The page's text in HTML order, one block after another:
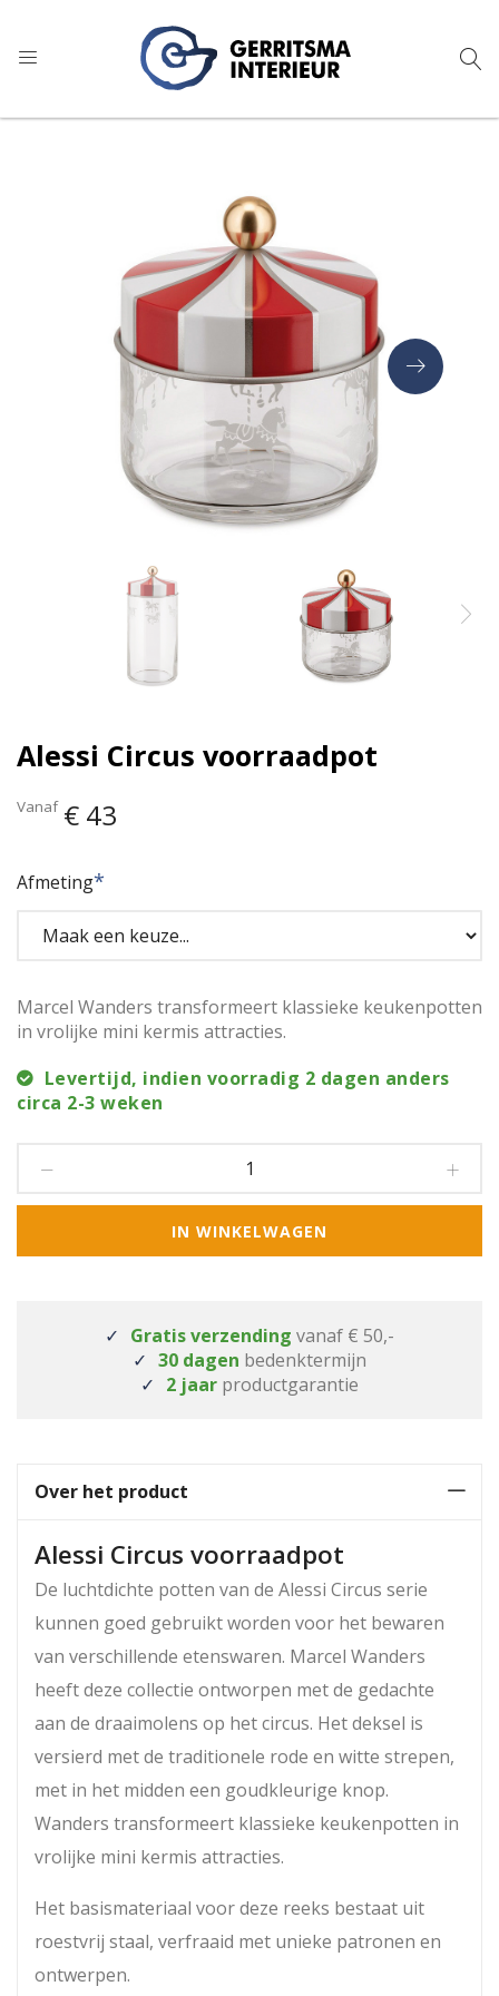
9
Alessi Circus voorraadpot
Vanaf € 43
Afmeting
Marcel Wanders transformeert klassieke keukenpotten
in vrolijke mini kermis attracties.
Levertijd, indien voorradig 2 dagen anders
circa 2-3 weken
IN WINKELWAGEN
Gratis verzending vanaf € 50,-
30 dagen bedenktermijn
2 jaar productgarantie
Over het product
Alessi Circus voorraadpot
De luchtdichte potten van de Alessi Circus serie
kunnen goed gebruikt worden voor het bewaren
van verschillende etenswaren. Marcel Wanders
heeft deze collectie ontworpen met de gedachte
aan de draaimolens op het circus. Het deksel is
versierd met de traditionele rode en witte strepen,
met in het midden een goudkleurige knop.
Wanders transformeert klassieke keukenpotten in
vrolijke mini kermis attracties.
Het basismateriaal voor deze reeks bestaat uit
roestvrij staal, verfraaid met unieke patronen en
ontwerpen.